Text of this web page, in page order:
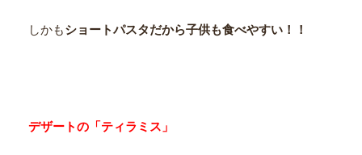
しかもショートパスタだから子供も食べやすい！！
デザートの「ティラミス」